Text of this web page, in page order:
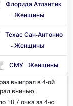
Флорида Атлантик
- Женщины
Техас Сан-Антонио
- Женщины
СМУ - Женщины
выиграл в 4-ой
вничью.
18,7 очка за 4-ю